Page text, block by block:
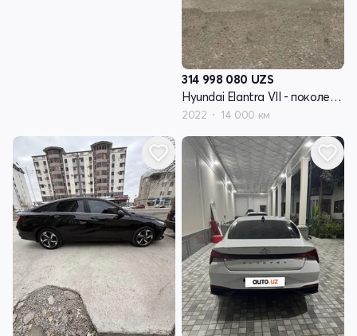
314 998 080 UZS
Hyundai Elantra VII - поколение (CN7)
2022 14 000 км